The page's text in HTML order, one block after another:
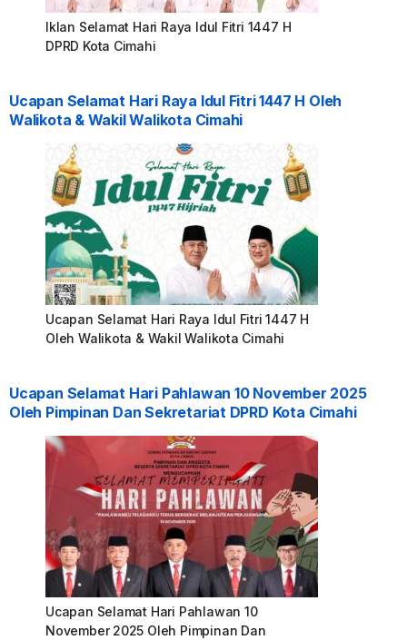
Iklan Selamat Hari Raya Idul Fitri 1447 H
DPRD Kota Cimahi
Ucapan Selamat Hari Raya Idul Fitri 1447 H Oleh
Walikota & Wakil Walikota Cimahi
Ucapan Selamat Hari Raya Idul Fitri 1447 H
Oleh Walikota & Wakil Walikota Cimahi
Ucapan Selamat Hari Pahlawan 10 November 2025
Oleh Pimpinan Dan Sekretariat DPRD Kota Cimahi
Ucapan Selamat Hari Pahlawan 10
November 2025 Oleh Pimpinan Dan